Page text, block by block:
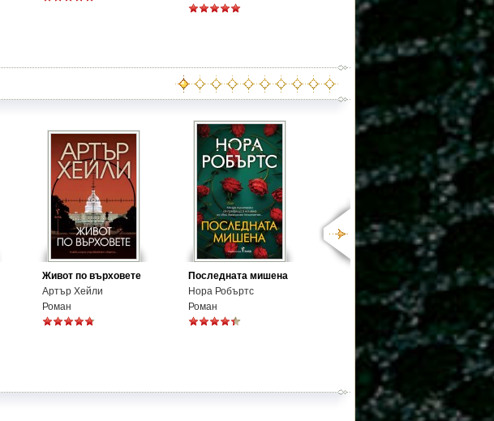
Живот по върховете
Артър Хейли
Роман
Последната мишена
Нора Робъртс
Роман